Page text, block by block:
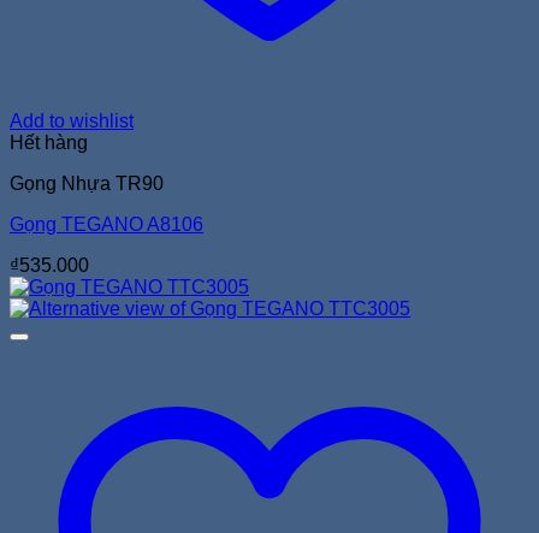
Add to wishlist
Hết hàng
Gọng Nhựa TR90
Gọng TEGANO A8106
₫535.000